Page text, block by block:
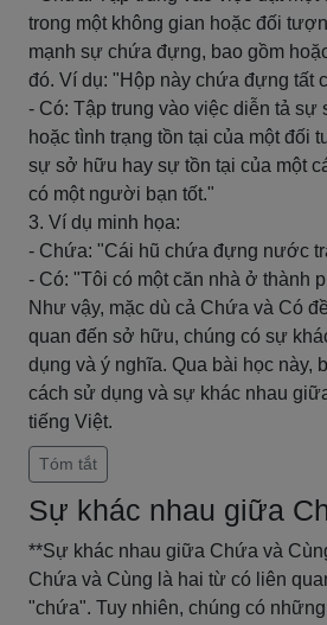
trong một không gian hoặc đối
mạnh sự chứa đựng, bao gồm
đó. Ví dụ: "Hộp này chứa đựng tất
- Có: Tập trung vào việc diễn tả sự
hoặc tình trạng tồn tại của một đối
sự sở hữu hay sự tồn tại của một
có một người bạn tốt."
3. Ví dụ minh họa:
- Chứa: "Cái hũ chứa đựng nước
- Có: "Tôi có một căn nhà ở thành
Như vậy, mặc dù cả Chứa và Có
quan đến sở hữu, chúng có sự
dụng và ý nghĩa. Qua bài học này,
cách sử dụng và sự khác nhau
tiếng Việt.
Tóm tắt
Sự khác nhau giữa
**Sự khác nhau giữa Chứa và
Chứa và Cùng là hai từ có liên
"chứa". Tuy nhiên, chúng có